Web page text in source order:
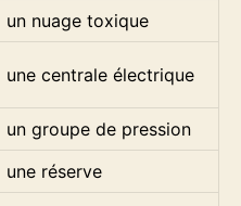
un nuage toxique
une centrale électrique
un groupe de pression
une réserve